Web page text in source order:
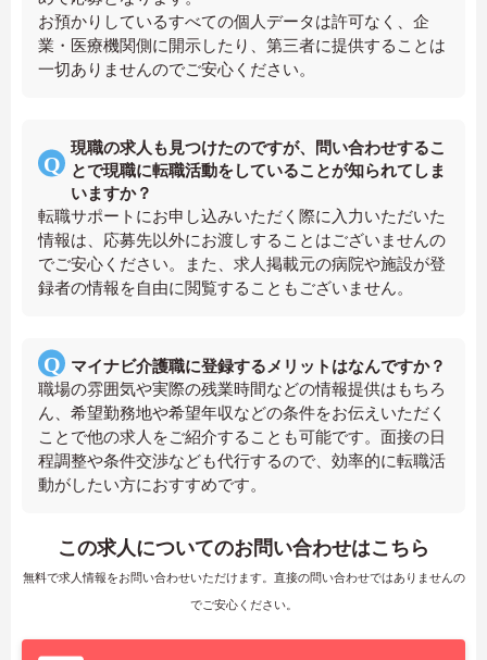
お預かりしているすべての個人データは許可なく、企
業・医療機関側に開示したり、第三者に提供することは
一切ありませんのでご安心ください。
現職の求人も見つけたのですが、問い合わせするこ
とで現職に転職活動をしていることが知られてしま
いますか？
転職サポートにお申し込みいただく際に入力いただいた
情報は、応募先以外にお渡しすることはございませんの
でご安心ください。また、求人掲載元の病院や施設が登
録者の情報を自由に閲覧することもございません。
マイナビ介護職に登録するメリットはなんですか？
職場の雰囲気や実際の残業時間などの情報提供はもちろ
ん、希望勤務地や希望年収などの条件をお伝えいただく
ことで他の求人をご紹介することも可能です。面接の日
程調整や条件交渉なども代行するので、効率的に転職活
動がしたい方におすすめです。
この求人についてのお問い合わせはこちら
無料で求人情報をお問い合わせいただけます。直接の問い合わせではありませんの
でご安心ください。